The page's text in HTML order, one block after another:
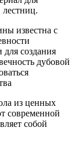
известна с
для создания
дубовой
из ценных
современной
собой